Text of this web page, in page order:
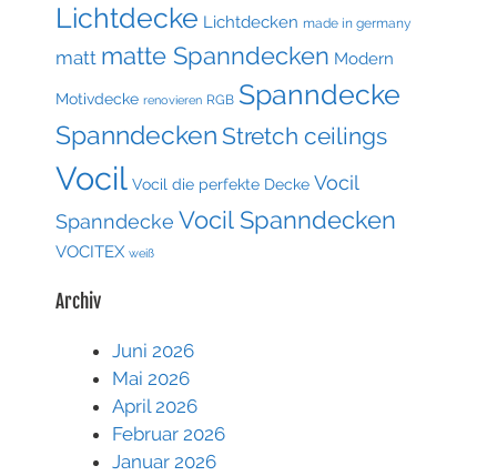
Lichtdecke Lichtdecken made in germany
matt matte Spanndecken Modern
Motivdecke renovieren RGB Spanndecke
Spanndecken Stretch ceilings
Vocil Vocil die perfekte Decke Vocil
Spanndecke Vocil Spanndecken
VOCITEX weiß
Archiv
Juni 2026
Mai 2026
April 2026
Februar 2026
Januar 2026